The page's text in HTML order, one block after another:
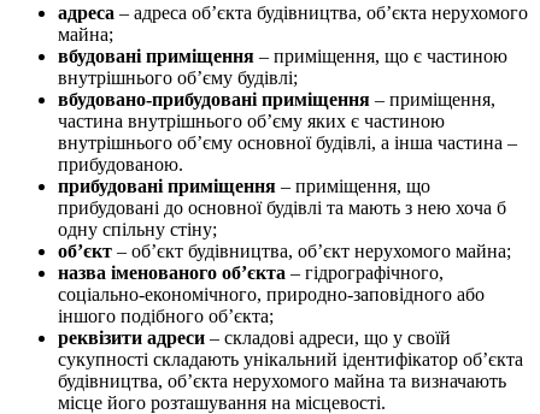
адреса – адреса об’єкта будівництва, об’єкта нерухомого
майна;
вбудовані приміщення – приміщення, що є частиною
внутрішнього об’єму будівлі;
вбудовано-прибудовані приміщення – приміщення,
частина внутрішнього об’єму яких є частиною
внутрішнього об’єму основної будівлі, а інша частина –
прибудованою.
прибудовані приміщення – приміщення, що
прибудовані до основної будівлі та мають з нею хоча б
одну спільну стіну;
об’єкт – об’єкт будівництва, об’єкт нерухомого майна;
назва іменованого об’єкта – гідрографічного,
соціально-економічного, природно-заповідного або
іншого подібного об’єкта;
реквізити адреси – складові адреси, що у своїй
сукупності складають унікальний ідентифікатор об’єкта
будівництва, об’єкта нерухомого майна та визначають
місце його розташування на місцевості.